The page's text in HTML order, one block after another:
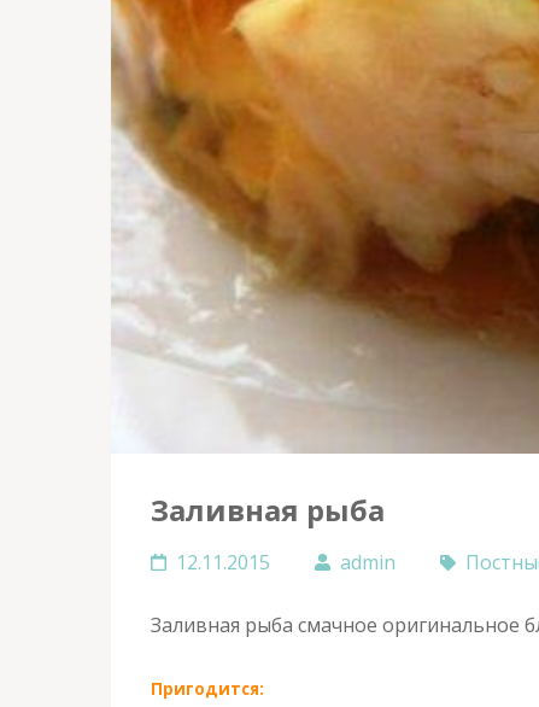
Заливная рыба
12.11.2015 admin
Заливная рыба смачное оригинальное
Пригодится: